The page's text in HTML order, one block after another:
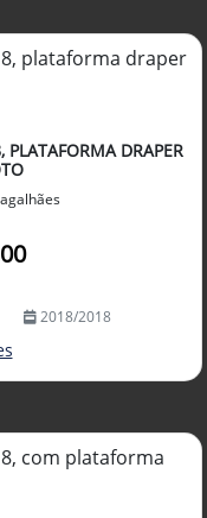
DRAPER
2018/2018